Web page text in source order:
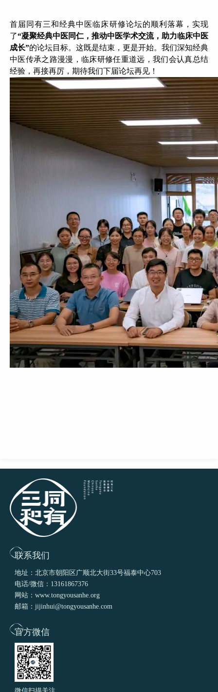
首届同有三和经典中医临床研修论坛的顺利落幕，实现
了“凝聚经典中医同仁，推动中医学术交流，助力临床中医
成长”的论坛目标。这既是结束，更是开始。我们深知经典
中医传承之路漫漫，临床研修任重道远，我们会认真总结
经验，再接再厉，期待我们下届论坛再见！
联系我们
地址：北京市朝阳区广顺北大街33号福泰中心703
电话/微信：13161867376
网站：www.tongyousanhe.org
邮箱：jijinhui@tongyousanhe.com
官方微信